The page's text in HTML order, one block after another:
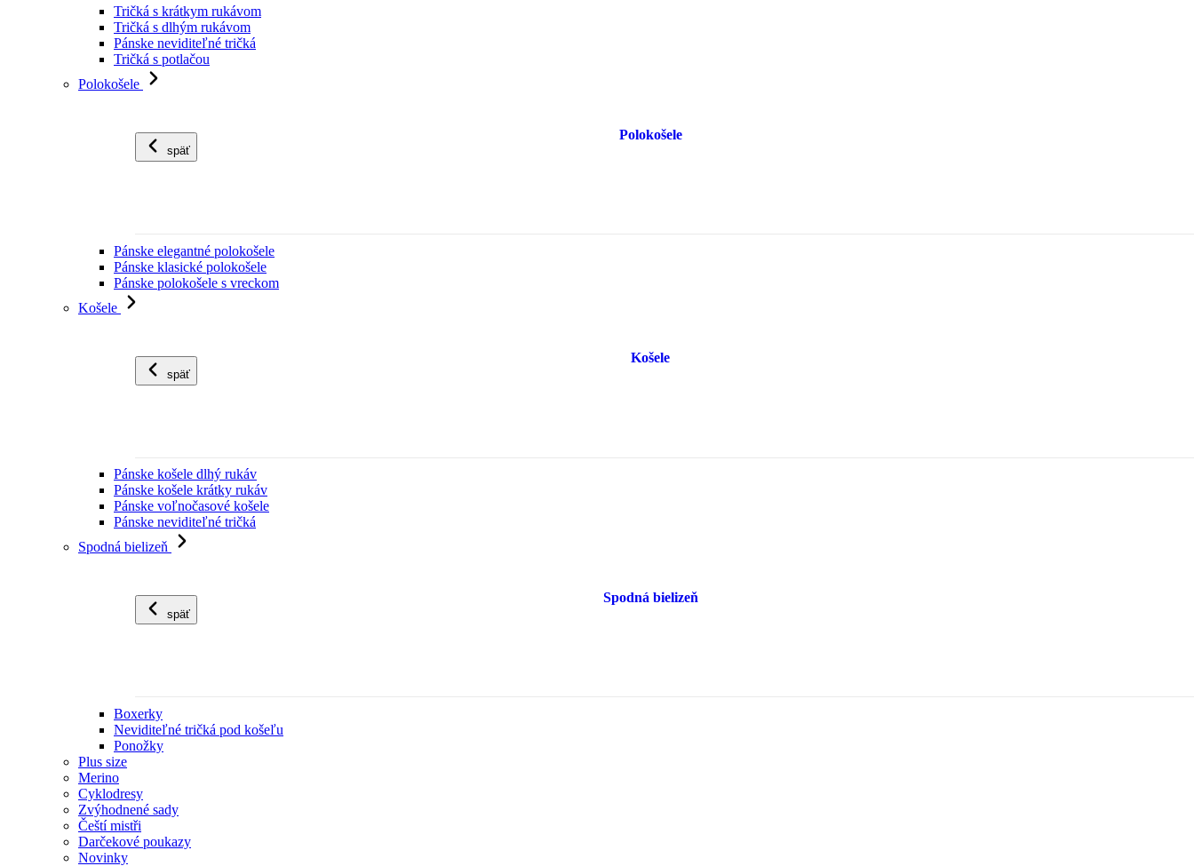
Tričká s krátkym rukávom
Tričká s dlhým rukávom
Pánske neviditeľné tričká
Tričká s potlačou
Polokošele
späť
Polokošele
Pánske elegantné polokošele
Pánske klasické polokošele
Pánske polokošele s vreckom
Košele
späť
Košele
Pánske košele dlhý rukáv
Pánske košele krátky rukáv
Pánske voľnočasové košele
Pánske neviditeľné tričká
Spodná bielizeň
späť
Spodná bielizeň
Boxerky
Neviditeľné tričká pod košeľu
Ponožky
Plus size
Merino
Cyklodresy
Zvýhodnené sady
Čeští mistři
Darčekové poukazy
Novinky